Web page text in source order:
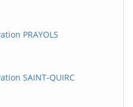
PRAYOLS
SAINT-QUIRC